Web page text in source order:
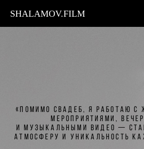
SHALAMOV.FILM
«Помимо свадеб, я работаю
мероприятиями,
и музыкальными видео —
атмосферу и уникальность